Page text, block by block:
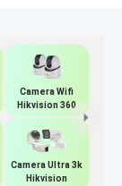
Camera Wifi
Hikvision 360
Camera Ultra 3k
Hikvision